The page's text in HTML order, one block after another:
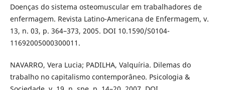
Doenças do sistema osteomuscular em trabalhadores de
enfermagem. Revista Latino-Americana de Enfermagem, v.
13, n. 03, p. 364–373, 2005. DOI 10.1590/S0104-
11692005000300011.
NAVARRO, Vera Lucia; PADILHA, Valquíria. Dilemas do
trabalho no capitalismo contemporâneo. Psicologia &